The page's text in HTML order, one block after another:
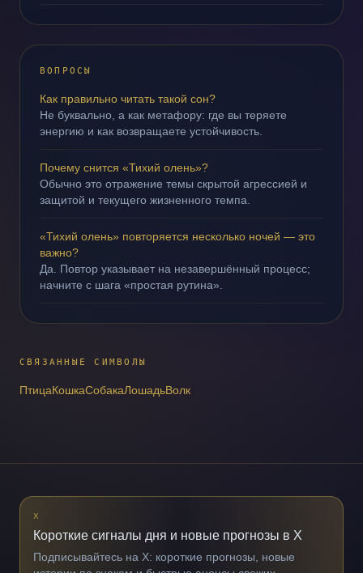
ВОПРОСЫ
Как правильно читать такой сон?
Не буквально, а как метафору: где вы теряете
энергию и как возвращаете устойчивость.
Почему снится «Тихий олень»?
Обычно это отражение темы скрытой агрессией и
защитой и текущего жизненного темпа.
«Тихий олень» повторяется несколько ночей — это
важно?
Да. Повтор указывает на незавершённый процесс;
начните с шага «простая рутина».
СВЯЗАННЫЕ СИМВОЛЫ
ПтицаКошкаСобакаЛошадьВолк
X
Короткие сигналы дня и новые прогнозы в X
Подписывайтесь на X: короткие прогнозы, новые